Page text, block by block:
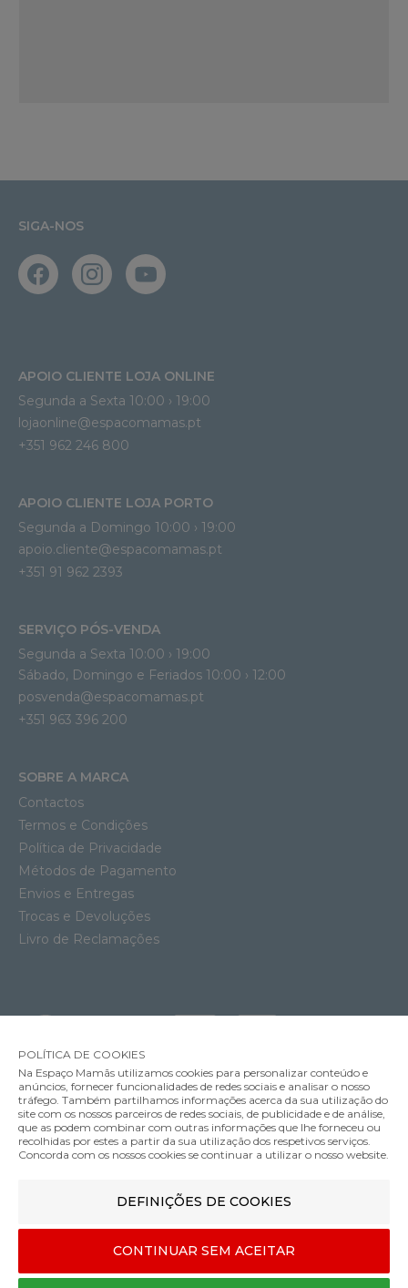
Cor
SIGA-NOS
APOIO CLIENTE LOJA ONLINE
Segunda a Sexta 10:00 › 19:00
lojaonline@espacomamas.pt
+351 962 246 800
APOIO CLIENTE LOJA PORTO
Segunda a Domingo 10:00 › 19:00
apoio.cliente@espacomamas.pt
+351 91 962 2393
SERVIÇO PÓS-VENDA
Segunda a Sexta 10:00 › 19:00
Sábado, Domingo e Feriados 10:00 › 12:00
posvenda@espacomamas.pt
+351 963 396 200
SOBRE A MARCA
Contactos
Termos e Condições
Política de Privacidade
Métodos de Pagamento
Envios e Entregas
Trocas e Devoluções
Livro de Reclamações
MÉTODOS DE ENVIO
MÉTODOS DE PAGAMENTO
Designed & developed by
POLÍTICA DE COOKIES
Na Espaço Mamãs utilizamos cookies para personalizar conteúdo e
anúncios, fornecer funcionalidades de redes sociais e analisar o nosso
tráfego. Também partilhamos informações acerca da sua utilização do
site com os nossos parceiros de redes sociais, de publicidade e de análise,
que as podem combinar com outras informações que lhe forneceu ou
recolhidas por estes a partir da sua utilização dos respetivos serviços.
Concorda com os nossos cookies se continuar a utilizar o nosso website.
DEFINIÇÕES DE COOKIES
CONTINUAR SEM ACEITAR